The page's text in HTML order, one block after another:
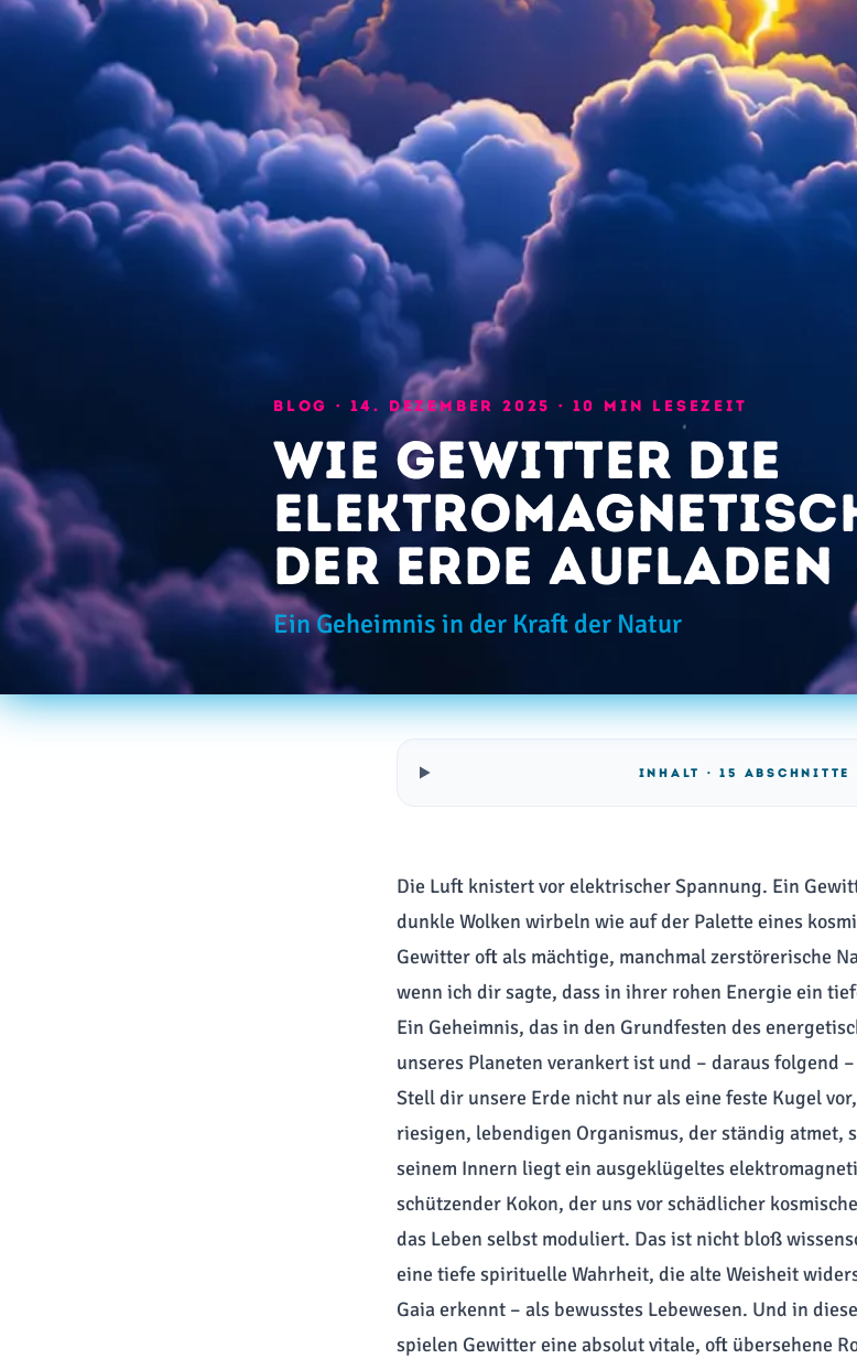
BLOG · 14. DEZEMBER 2025 · 10 MIN LESEZEIT
Wie Gewitter die
der Erde aufladen
Ein Geheimnis in der Kraft der Natur
INHALT · 15 ABSCHNITTE
Die Luft knistert vor elektrischer Spannung. Ein
dunkle Wolken wirbeln wie auf der Palette eines
Gewitter oft als mächtige, manchmal zerstörerische
wenn ich dir sagte, dass in ihrer rohen Energie ein
Ein Geheimnis, das in den Grundfesten des
unseres Planeten verankert ist und – daraus folgend
Stell dir unsere Erde nicht nur als eine feste Kugel
riesigen, lebendigen Organismus, der ständig atmet,
seinem Innern liegt ein ausgeklügeltes
schützender Kokon, der uns vor schädlicher
das Leben selbst moduliert. Das ist nicht bloß
eine tiefe spirituelle Wahrheit, die alte Weisheit
Gaia erkennt – als bewusstes Lebewesen. Und in
spielen Gewitter eine absolut vitale, oft übersehene